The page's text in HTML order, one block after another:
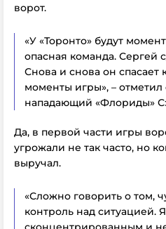
ворот.
«У «Торонто» будут
опасная команда. Сергей
Снова и снова он спасает
моменты игры», – отметил
нападающий «Флориды»
Да, в первой части игры
угрожали не так часто, но
выручал.
«Сложно говорить о том,
контроль над ситуацией.